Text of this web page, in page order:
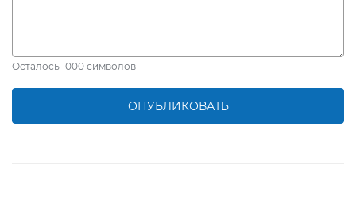
Осталось 1000 символов
ОПУБЛИКОВАТЬ